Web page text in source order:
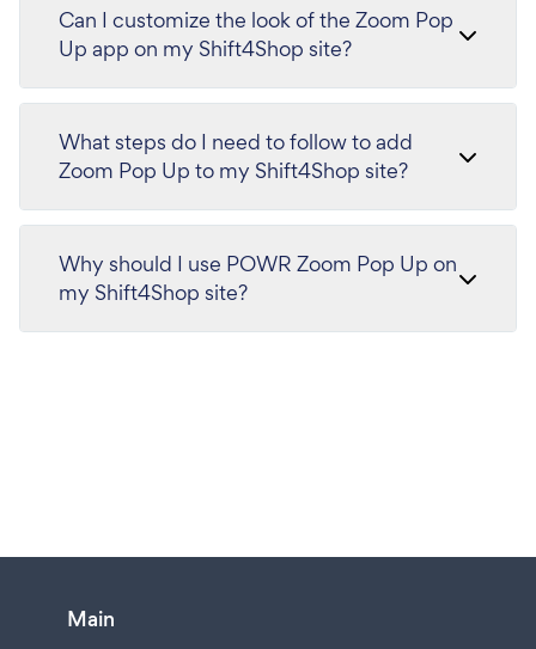
Can I customize the look of the Zoom Pop
Up app on my Shift4Shop site?
What steps do I need to follow to add
Zoom Pop Up to my Shift4Shop site?
Why should I use POWR Zoom Pop Up on
my Shift4Shop site?
Main